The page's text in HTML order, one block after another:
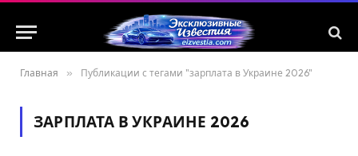
Главная » Публикации с тегами "зарплата в Украине 2026"
ЗАРПЛАТА В УКРАИНЕ 2026